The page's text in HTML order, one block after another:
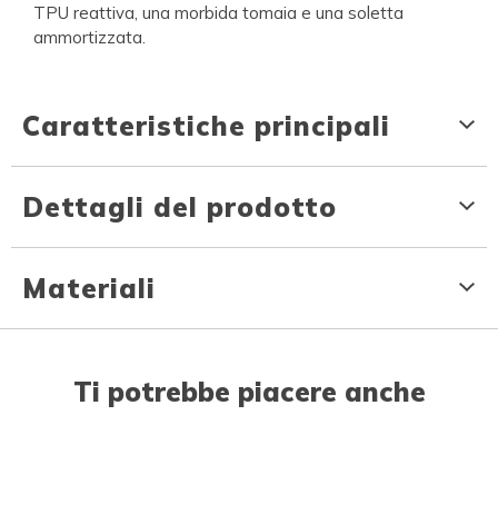
TPU reattiva, una morbida tomaia e una soletta
ammortizzata.
Caratteristiche principali
Dettagli del prodotto
Materiali
Ti potrebbe piacere anche